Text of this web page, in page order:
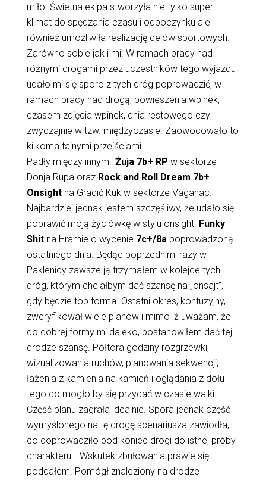
miło. Świetna ekipa stworzyła nie tylko super
klimat do spędzania czasu i odpoczynku ale
również umożliwiła realizację celów sportowych.
Zarówno sobie jak i mi. W ramach pracy nad
różnymi drogami przez uczestników tego wyjazdu
udało mi się sporo z tych dróg poprowadzić, w
ramach pracy nad drogą, powieszenia wpinek,
czasem zdjęcia wpinek, dnia restowego czy
zwyczajnie w tzw. międzyczasie. Zaowocowało to
kilkoma fajnymi przejściami.
Padły między innymi: Żuja 7b+ RP w sektorze
Donja Rupa oraz Rock and Roll Dream 7b+
Onsightna Gradić Kuk w sektorze Vaganac.
Najbardziej jednak jestem szczęśliwy, że udało się
poprawić moją życiówkę w stylu onsight. Funky
Shitna Hramie o wycenie 7c+/8a poprowadzoną
ostatniego dnia. Będąc poprzednimi razy w
Paklenicy zawsze ją trzymałem w kolejce tych
dróg, którym chciałbym dać szansę na „onsajt”,
gdy będzie top forma. Ostatni okres, kontuzyjny,
zweryfikował wiele planów i mimo iż uważam, że
do dobrej formy mi daleko, postanowiłem dać tej
drodze szansę. Półtora godziny rozgrzewki,
wizualizowania ruchów, planowania sekwencji,
łażenia z kamienia na kamień i oglądania z dołu
tego co mogło by się przydać w czasie walki.
Część planu zagrała idealnie. Spora jednak część
wymyślonego na tę drogę scenariusza zawiodła,
co doprowadziło pod koniec drogi do istnej próby
charakteru… Wskutek zbułowania prawie się
poddałem. Pomógł znaleziony na drodze